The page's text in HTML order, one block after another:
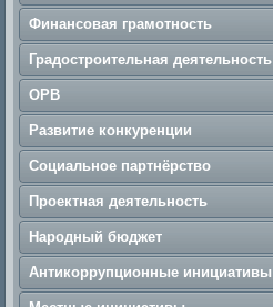
Финансовая грамотность
Градостроительная деятельность
ОРВ
Развитие конкуренции
Социальное партнёрство
Проектная деятельность
Народный бюджет
Антикоррупционные инициативы